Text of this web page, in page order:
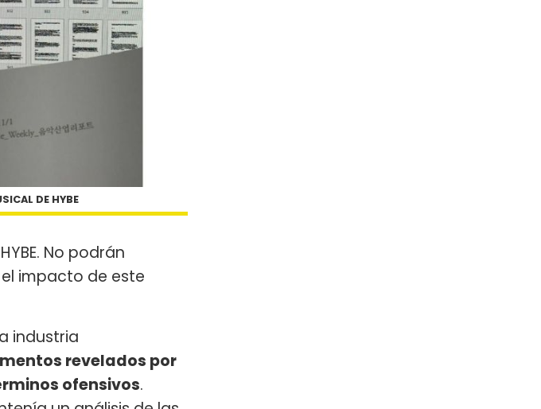
DE HYBE
No podrán
impacto de este
industria
revelados por
ofensivos.